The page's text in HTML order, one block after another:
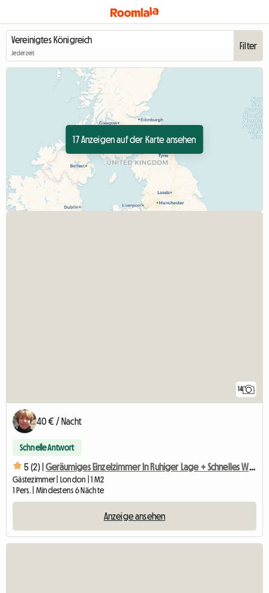
Jederzeit
Filter
17 Anzeigen auf der Karte ansehen
14
40 € / Nacht
Schnelle Antwort
5 (2) | Geräumiges Einzelzimmer In Ruhiger Lage + Schnelles WLAN
Gästezimmer | London | 1 M2
1 Pers. | Mindestens 6 Nächte
Anzeige ansehen